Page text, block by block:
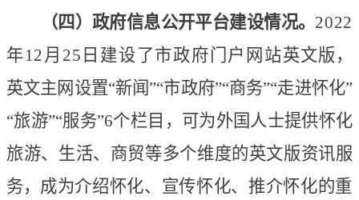
（四）政府信息公开平台建设情况。 2022
年12月25日建设了市政府门户网站英文版，
英文主网设置“新闻”“市政府”“商务”“走进怀化”
“旅游”“服务”6个栏目，可为外国人士提供怀化
旅游、生活、商贸等多个维度的英文版资讯服
务， 成为介绍怀化、宣传怀化、推介怀化的重